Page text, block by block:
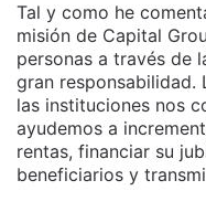
Tal y como he
misión de Capital
personas a través de
gran responsabilidad.
las instituciones nos
ayudemos a
rentas, financiar su
beneficiarios y